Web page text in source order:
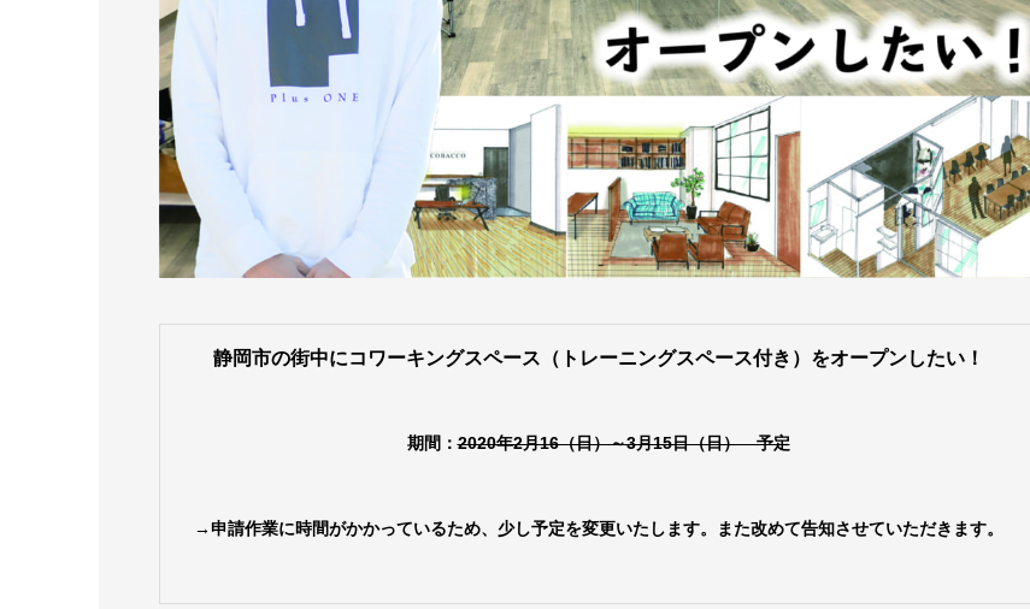
静岡市の街中にコワーキングスペース（トレーニングスペース付き）をオープンしたい！
期間：2020年2月16（日）～3月15日（日） 予定
→申請作業に時間がかかっているため、少し予定を変更いたします。また改めて告知させていただきます。